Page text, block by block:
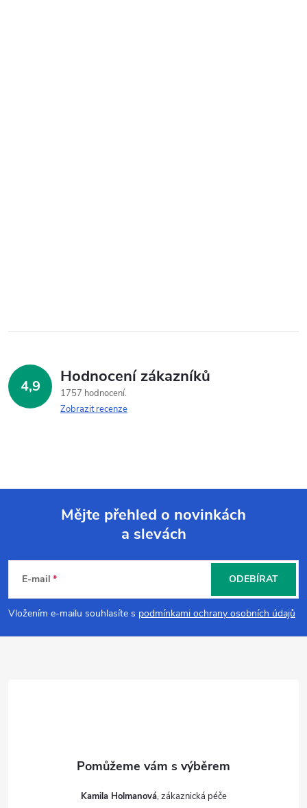
4,9 Hodnocení zákazníků
1757 hodnocení
Zobrazit recenze
p
a
Mějte přehled o novinkách
a slevách
E-mail
Vložením e-mailu souhlasíte s podmínkami ochrany osobních údajů
ODEBÍRAT
Kamila Holmanová